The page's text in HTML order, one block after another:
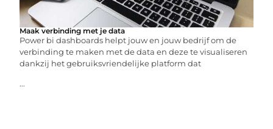
Maak verbinding met je data
Power bi dashboards helpt jouw en jouw bedrijf om de
verbinding te maken met de data en deze te visualiseren
dankzij het gebruiksvriendelijke platform dat
...